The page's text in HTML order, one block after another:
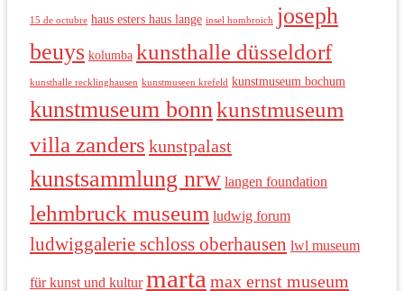
15 de octubre haus esters haus lange insel hombroich joseph
beuys kolumba kunsthalle düsseldorf
kunsthalle recklinghausen kunstmuseen krefeld kunstmuseum bochum
kunstmuseum bonnkunstmuseum
villa zanders kunstpalast
kunstsammlung nrw langen foundation
lehmbruck museum ludwig forum
ludwiggalerie schloss oberhausen lwl museum
für kunst und kultur marta max ernst museum